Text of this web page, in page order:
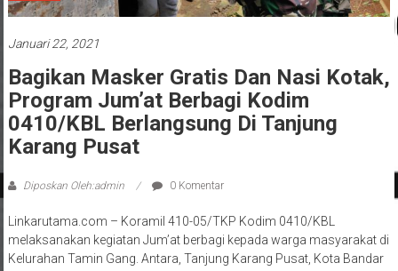
Januari 22, 2021
Bagikan Masker Gratis Dan Nasi Kotak,
Program Jum’at Berbagi Kodim
0410/KBL Berlangsung Di Tanjung
Karang Pusat
Diposkan Oleh:admin 0 Komentar
Linkarutama.com – Koramil 410-05/TKP Kodim 0410/KBL
melaksanakan kegiatan Jum’at berbagi kepada warga masyarakat di
Kelurahan Tamin Gang. Antara, Tanjung Karang Pusat, Kota Bandar